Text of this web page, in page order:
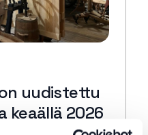
uudistettu
keaällä 2026